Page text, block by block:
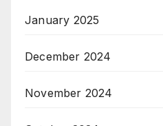
January 2025
December 2024
November 2024